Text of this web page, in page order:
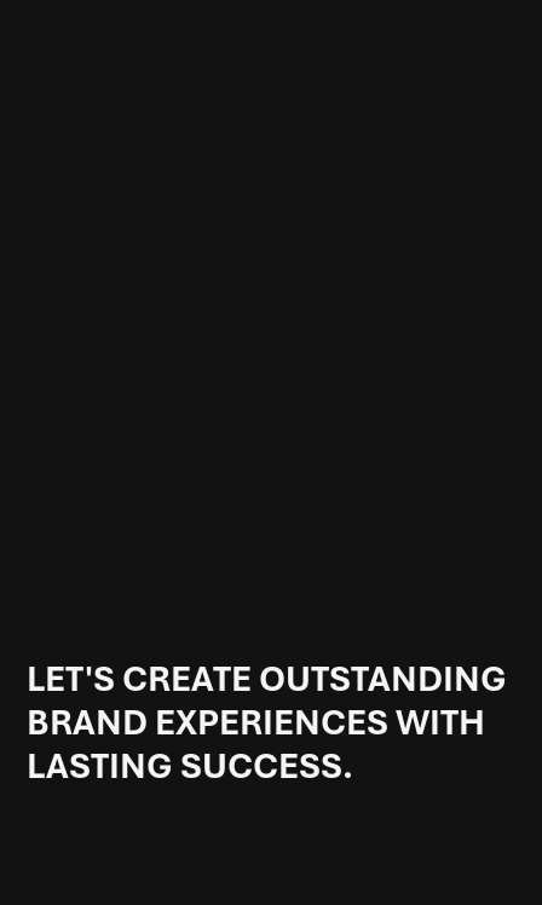
LET'S CREATE OUTSTANDING
BRAND EXPERIENCES WITH
LASTING SUCCESS.